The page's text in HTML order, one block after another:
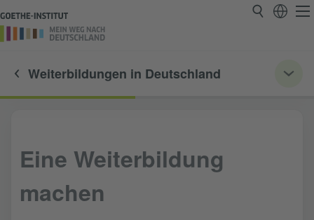
Weiterbildungen in Deutschland
Eine Weiterbildung
machen